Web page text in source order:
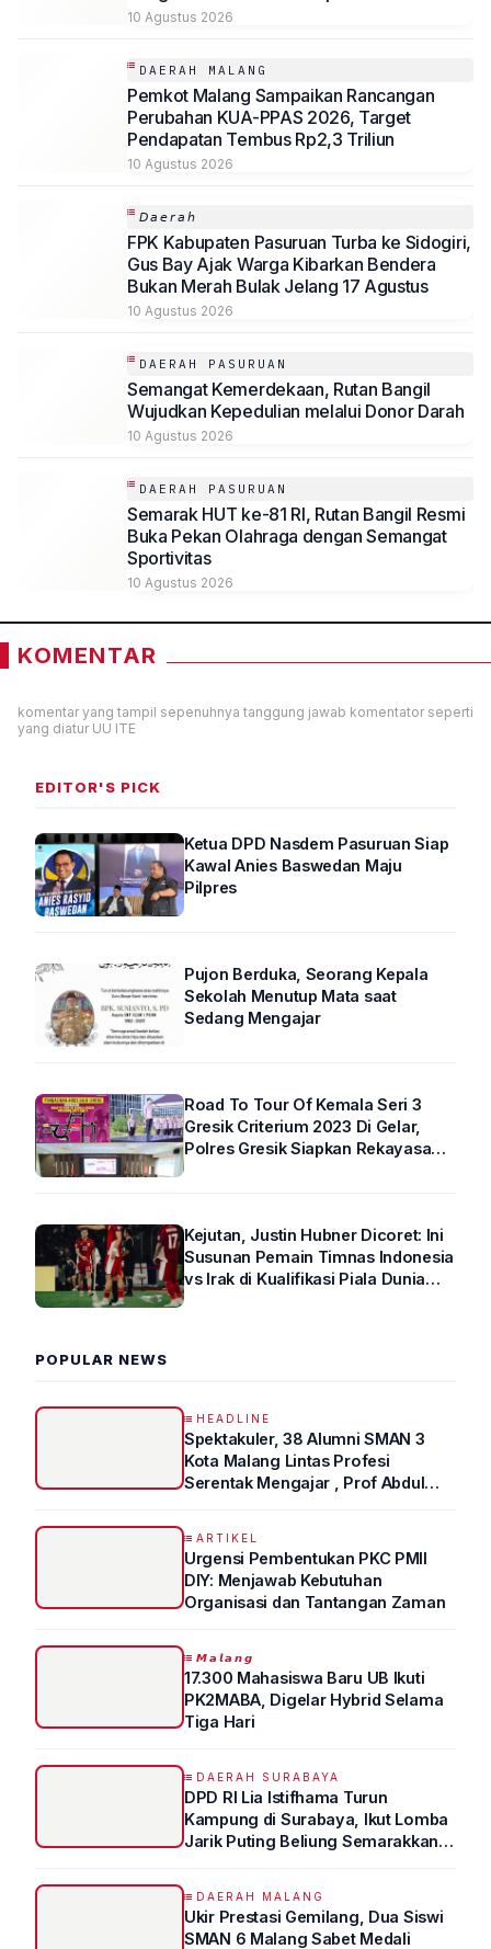
10 Agustus 2026
DAERAH MALANG
Pemkot Malang Sampaikan Rancangan
Perubahan KUA-PPAS 2026, Target
Pendapatan Tembus Rp2,3 Triliun
10 Agustus 2026
𝘋𝘢𝘦𝘳𝘢𝘩
FPK Kabupaten Pasuruan Turba ke Sidogiri,
Gus Bay Ajak Warga Kibarkan Bendera
Bukan Merah Bulak Jelang 17 Agustus
10 Agustus 2026
DAERAH PASURUAN
Semangat Kemerdekaan, Rutan Bangil
Wujudkan Kepedulian melalui Donor Darah
10 Agustus 2026
DAERAH PASURUAN
Semarak HUT ke-81 RI, Rutan Bangil Resmi
Buka Pekan Olahraga dengan Semangat
Sportivitas
10 Agustus 2026
KOMENTAR
komentar yang tampil sepenuhnya tanggung jawab komentator seperti
yang diatur UU ITE
EDITOR'S PICK
Ketua DPD Nasdem Pasuruan Siap
Kawal Anies Baswedan Maju
Pilpres
Pujon Berduka, Seorang Kepala
Sekolah Menutup Mata saat
Sedang Mengajar
Road To Tour Of Kemala Seri 3
Gresik Criterium 2023 Di Gelar,
Polres Gresik Siapkan Rekayasa
Kejutan, Justin Hubner Dicoret: Ini
Susunan Pemain Timnas Indonesia
vs Irak di Kualifikasi Piala Dunia
POPULAR NEWS
HEADLINE
Spektakuler, 38 Alumni SMAN 3
Kota Malang Lintas Profesi
Serentak Mengajar , Prof Abdul
ARTIKEL
Urgensi Pembentukan PKC PMII
DIY: Menjawab Kebutuhan
Organisasi dan Tantangan Zaman
𝙈𝙖𝙡𝙖𝙣𝙜
17.300 Mahasiswa Baru UB Ikuti
PK2MABA, Digelar Hybrid Selama
Tiga Hari
DAERAH SURABAYA
DPD RI Lia Istifhama Turun
Kampung di Surabaya, Ikut Lomba
Jarik Puting Beliung Semarakkan
DAERAH MALANG
Ukir Prestasi Gemilang, Dua Siswi
SMAN 6 Malang Sabet Medali